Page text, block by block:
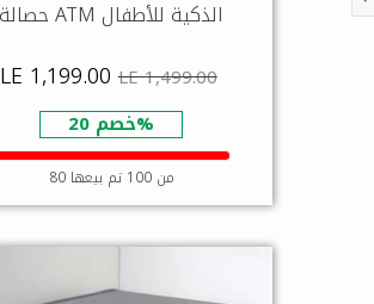
حصالة ATM الذكية للأطفال
LE 1,199.00 LE 1,499.00
خصم 20%
80 من 100 تم بيعها